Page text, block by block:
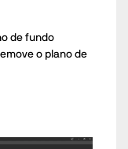
de fundo
o plano de